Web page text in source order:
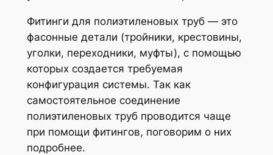
Фитинги для полиэтиленовых труб — это
фасонные детали (тройники, крестовины,
уголки, переходники, муфты), с помощью
которых создается требуемая
конфигурация системы. Так как
самостоятельное соединение
полиэтиленовых труб проводится чаще
при помощи фитингов, поговорим о них
подробнее.